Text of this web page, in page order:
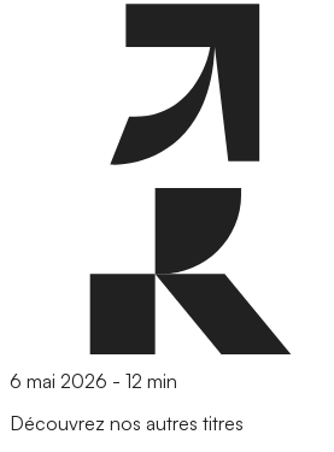
6 mai 2026 - 12 min
Découvrez nos autres titres